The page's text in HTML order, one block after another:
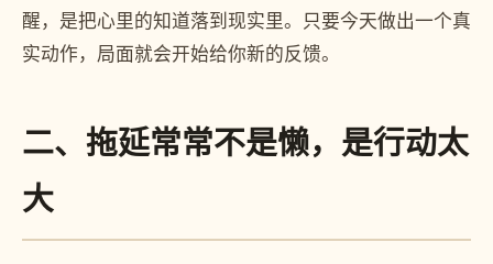
醒，是把心里的知道落到现实里。只要今天做出一个真
实动作，局面就会开始给你新的反馈。
二、拖延常常不是懒，是行动太
大